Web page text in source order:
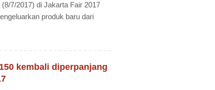
7/2017) di Jakarta Fair 2017
produk baru dari
kembali diperpanjang